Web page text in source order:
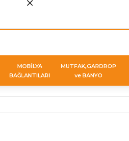
MOBİLYA
BAĞLANTILARI
MUTFAK,GARDROP
ve BANYO